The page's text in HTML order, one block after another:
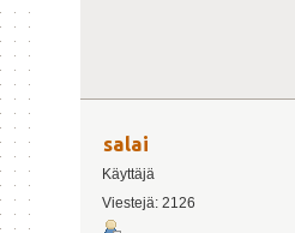
salai
Käyttäjä
Viestejä: 2126